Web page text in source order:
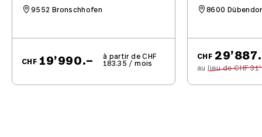
9552 Bronschhofen
CHF 19’990.– à partir de CHF
183.35 / mois
8600
CHF
au lieu de CHF